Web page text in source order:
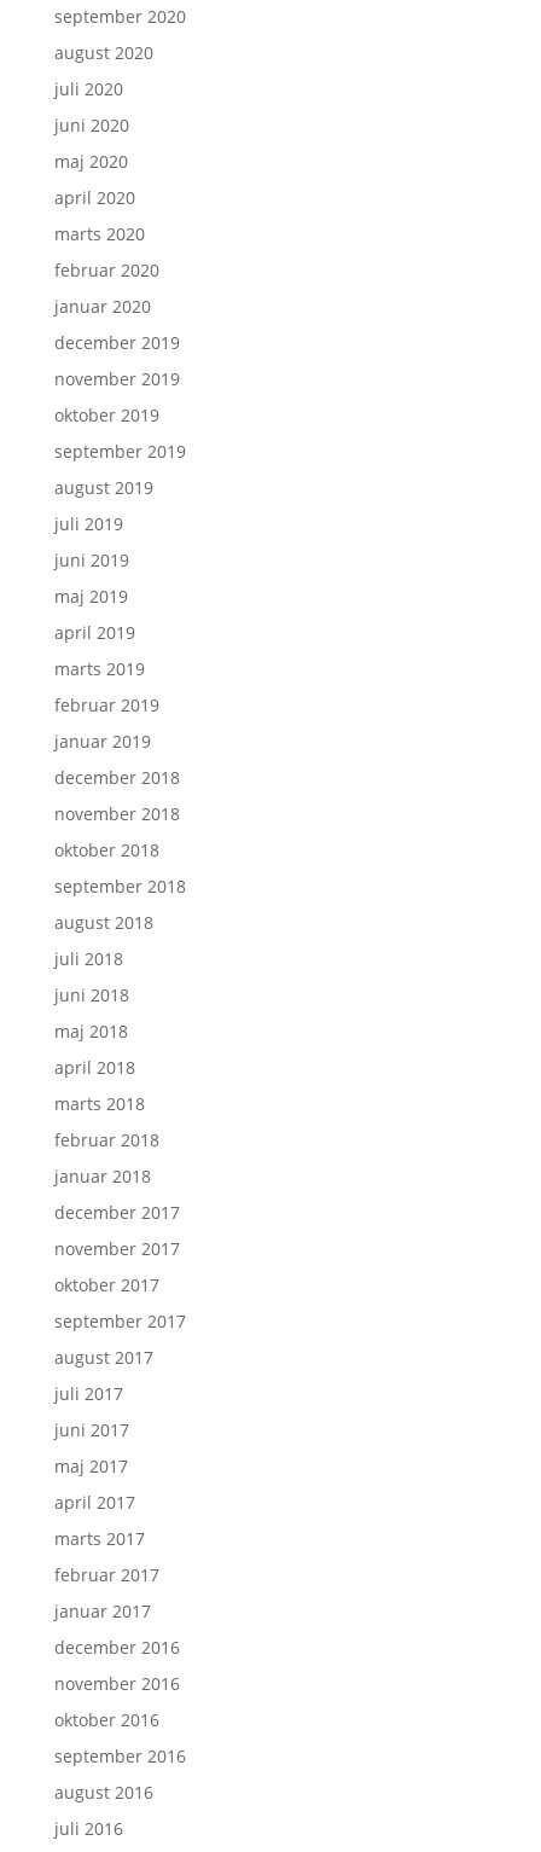
september 2020
august 2020
juli 2020
juni 2020
maj 2020
april 2020
marts 2020
februar 2020
januar 2020
december 2019
november 2019
oktober 2019
september 2019
august 2019
juli 2019
juni 2019
maj 2019
april 2019
marts 2019
februar 2019
januar 2019
december 2018
november 2018
oktober 2018
september 2018
august 2018
juli 2018
juni 2018
maj 2018
april 2018
marts 2018
februar 2018
januar 2018
december 2017
november 2017
oktober 2017
september 2017
august 2017
juli 2017
juni 2017
maj 2017
april 2017
marts 2017
februar 2017
januar 2017
december 2016
november 2016
oktober 2016
september 2016
august 2016
juli 2016